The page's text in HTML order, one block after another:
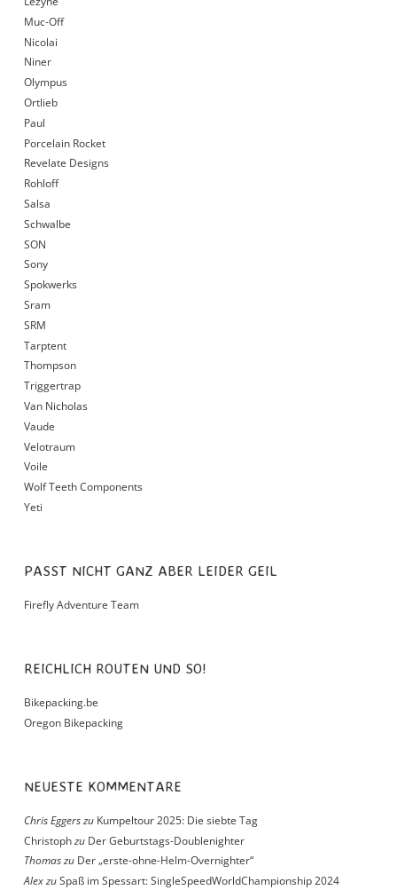
Muc-Off
Nicolai
Niner
Olympus
Ortlieb
Paul
Porcelain Rocket
Revelate Designs
Rohloff
Salsa
Schwalbe
SON
Sony
Spokwerks
Sram
SRM
Tarptent
Thompson
Triggertrap
Van Nicholas
Vaude
Velotraum
Voile
Wolf Teeth Components
Yeti
PASST NICHT GANZ ABER LEIDER GEIL
Firefly Adventure Team
REICHLICH ROUTEN UND SO!
Bikepacking.be
Oregon Bikepacking
NEUESTE KOMMENTARE
Chris Eggerszu Kumpeltour 2025: Die siebte Tag
Christophzu Der Geburtstags-Doublenighter
Thomaszu Der „erste-ohne-Helm-Overnighter“
AlexzuSpaß im Spessart: SingleSpeedWorldChampionship 2024